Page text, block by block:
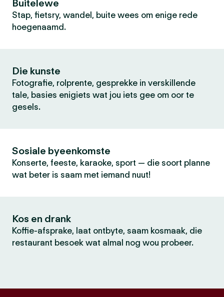
Buitelewe
Stap, fietsry, wandel, buite wees om enige rede
hoegenaamd.
Die kunste
Fotografie, rolprente, gesprekke in verskillende
tale, basies enigiets wat jou iets gee om oor te
gesels.
Sosiale byeenkomste
Konserte, feeste, karaoke, sport — die soort planne
wat beter is saam met iemand nuut!
Kos en drank
Koffie-afsprake, laat ontbyte, saam kosmaak, die
restaurant besoek wat almal nog wou probeer.